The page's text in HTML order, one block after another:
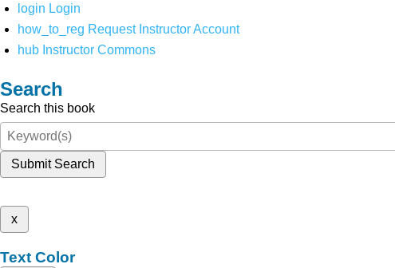
login Login
how_to_reg Request Instructor Account
hub Instructor Commons
Search
Search this book
Submit Search
x
Text Color